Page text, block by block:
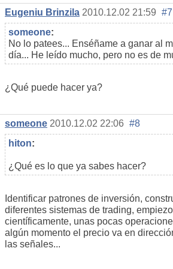
Eugeniu Brinzila 2010.12.02 21:59 #7
someone:
No lo patees... Enséñame a ganar al
día... He leído mucho, pero no es de
¿Qué puede hacer ya?
someone 2010.12.02 22:06 #8
hiton:
¿Qué es lo que ya sabes hacer?
Identificar patrones de inversión,
diferentes sistemas de trading,
científicamente, unas pocas
algún momento el precio va en
las señales...